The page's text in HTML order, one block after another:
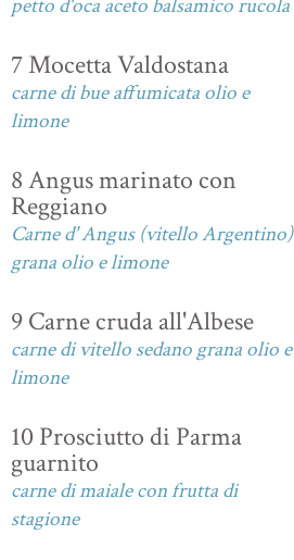
petto d'oca aceto balsamico rucola
7 Mocetta Valdostana
carne di bue affumicata olio e
limone
8 Angus marinato con
Reggiano
Carne d' Angus (vitello Argentino)
grana olio e limone
9 Carne cruda all'Albese
carne di vitello sedano grana olio e
limone
10 Prosciutto di Parma
guarnito
carne di maiale con frutta di
stagione